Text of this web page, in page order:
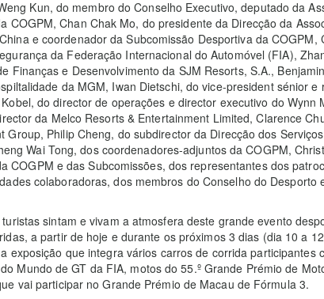
Kun, do membro do Conselho Executivo, deputado da
COGPM, Chan Chak Mo, do presidente da Direcção da
e coordenador da Subcomissão Desportiva da COGPM,
da Federação Internacional do Automóvel (FIA),
Finanças e Desenvolvimento da SJM Resorts, S.A.,
da MGM, Iwan Dietschi, do vice-president sénior e
do director de operações e director executivo do Wynn
da Melco Resorts & Entertainment Limited, Clarence
Group, Philip Cheng, do subdirector da Direcção dos
Wai Tong, dos coordenadores-adjuntos da COGPM,
COGPM e das Subcomissões, dos representantes dos
colaboradoras, dos membros do Conselho do Desporto
sintam e vivam a atmosfera deste grande evento
a partir de hoje e durante os próximos 3 dias (dia 10 a
exposição que integra vários carros de corrida participantes
Mundo de GT da FIA, motos do 55.º Grande Prémio de
vai participar no Grande Prémio de Macau de Fórmula 3.